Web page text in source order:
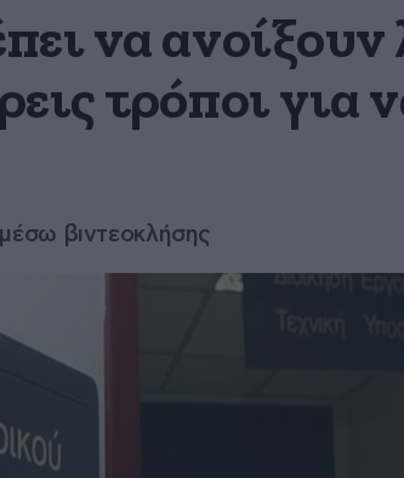
να
τρόποι για
βιντεοκλήσης